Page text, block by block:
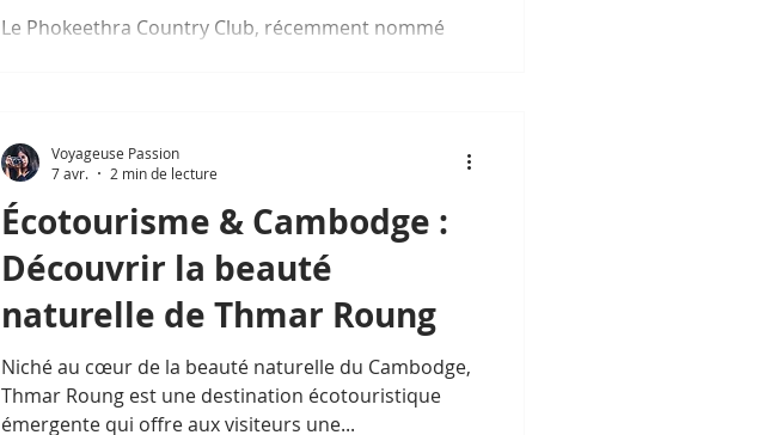
Le Phokeethra Country Club, récemment nommé
son club-house pour célébrer son 20e anniversaire.
Écotourisme & Cambodge :
Découvrir la beauté
naturelle de Thmar Roung
Niché au cœur de la beauté naturelle du Cambodge,
Thmar Roung est une destination écotouristique
émergente qui offre aux visiteurs une...
Voyageuse Passion
7 avr.
2 min de lecture